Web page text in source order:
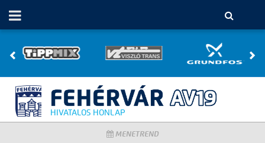
HIVATALOS HONLAP
MENETREND